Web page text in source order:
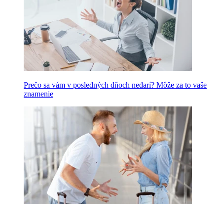
Prečo sa vám v posledných dňoch nedarí? Môže za to vaše
znamenie